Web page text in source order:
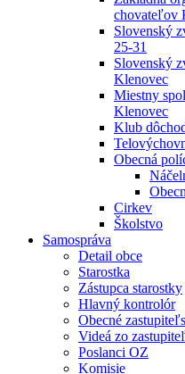
chovateľov
Slovenský
25-31
Slovenský
Klenovec
Miestny
Klenovec
Klub
Obecná
Cirkev
Školstvo
Samospráva
Detail obce
Starostka
Zástupca starostky
Hlavný kontrolór
Obecné
Videá zo
Poslanci OZ
Komisie